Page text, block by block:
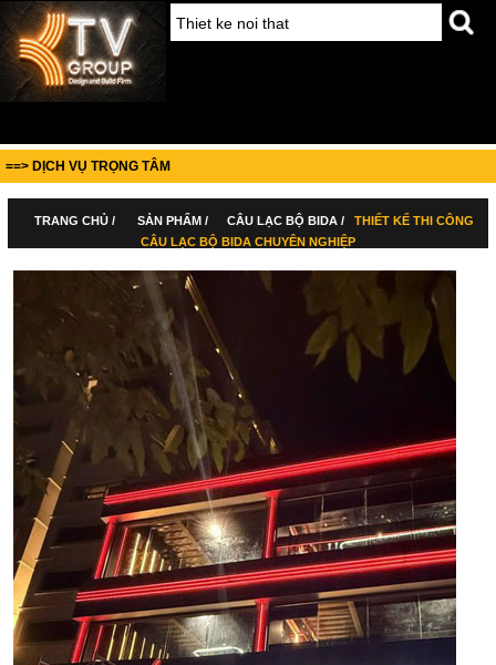
==> DỊCH VỤ TRỌNG TÂM
TRANG CHỦ / SẢN PHẨM / CÂU LẠC BỘ BIDA /
THIẾT KẾ THI CÔNG
CÂU LẠC BỘ BIDA CHUYÊN NGHIỆP